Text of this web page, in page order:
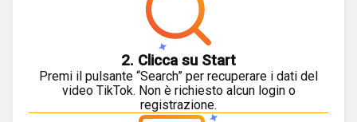
2. Clicca su Start
Premi il pulsante “Search” per recuperare i dati del
video TikTok. Non è richiesto alcun login o
registrazione.